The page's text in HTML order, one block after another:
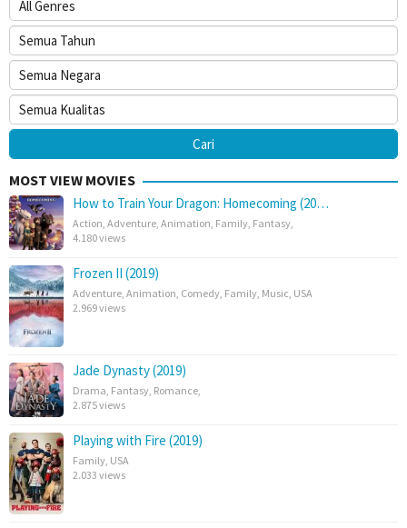
MOST VIEW MOVIES
How to Train Your Dragon: Homecoming (20…
Action, Adventure, Animation, Family, Fantasy,
4.180 views
Frozen II (2019)
Adventure, Animation, Comedy, Family, Music, USA
2.969 views
Jade Dynasty (2019)
Drama, Fantasy, Romance,
2.875 views
Playing with Fire (2019)
Family, USA
2.033 views